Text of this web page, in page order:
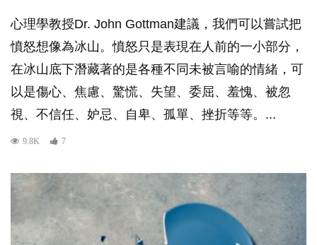
心理學教授Dr. John Gottman建議，我們可以嘗試把
憤怒想像為冰山。憤怒只是表現在人前的一小部分，
在冰山底下潛藏著的是各種不同未被言喻的情緒，可
以是傷心、焦慮、驚慌、失望、委屈、羞愧、被忽
視、不信任、妒忌、自卑、孤單、挫折等等。...
9.8K 7